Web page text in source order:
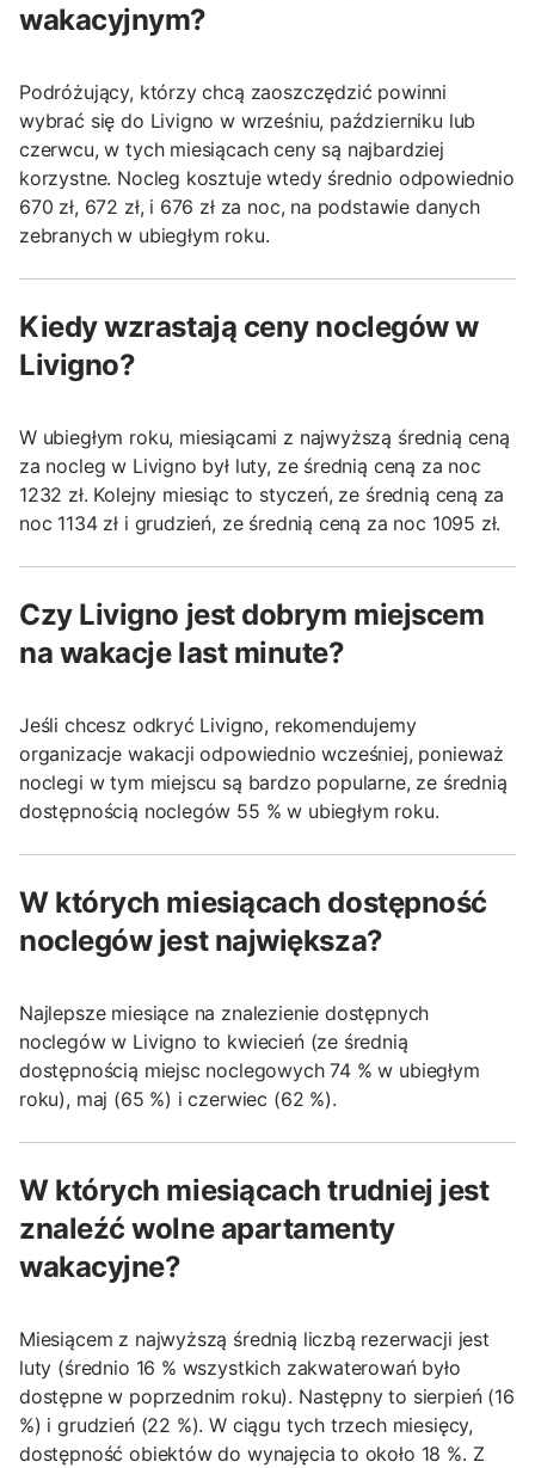
wakacyjnym?
Podróżujący, którzy chcą zaoszczędzić powinni
wybrać się do Livigno w wrześniu, październiku lub
czerwcu, w tych miesiącach ceny są najbardziej
korzystne. Nocleg kosztuje wtedy średnio odpowiednio
670 zł, 672 zł, i 676 zł za noc, na podstawie danych
zebranych w ubiegłym roku.
Kiedy wzrastają ceny noclegów w
Livigno?
W ubiegłym roku, miesiącami z najwyższą średnią ceną
za nocleg w Livigno był luty, ze średnią ceną za noc
1232 zł. Kolejny miesiąc to styczeń, ze średnią ceną za
noc 1134 zł i grudzień, ze średnią ceną za noc 1095 zł.
Czy Livigno jest dobrym miejscem
na wakacje last minute?
Jeśli chcesz odkryć Livigno, rekomendujemy
organizacje wakacji odpowiednio wcześniej, ponieważ
noclegi w tym miejscu są bardzo popularne, ze średnią
dostępnością noclegów 55 % w ubiegłym roku.
W których miesiącach dostępność
noclegów jest największa?
Najlepsze miesiące na znalezienie dostępnych
noclegów w Livigno to kwiecień (ze średnią
dostępnością miejsc noclegowych 74 % w ubiegłym
roku), maj (65 %) i czerwiec (62 %).
W których miesiącach trudniej jest
znaleźć wolne apartamenty
wakacyjne?
Miesiącem z najwyższą średnią liczbą rezerwacji jest
luty (średnio 16 % wszystkich zakwaterowań było
dostępne w poprzednim roku). Następny to sierpień (16
%) i grudzień (22 %). W ciągu tych trzech miesięcy,
dostępność obiektów do wynajęcia to około 18 %. Z